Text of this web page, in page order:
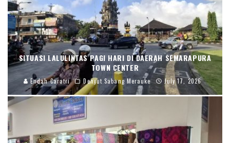
SITUASI LALULINTAS PAGI HARI DI DAERAH SEMARAPURA
TOWN CENTER
Endah Caratri Denyut Sabang Merauke July 17, 2026